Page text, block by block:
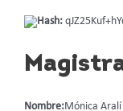
Hash:
Nombre:Mónica Aralí